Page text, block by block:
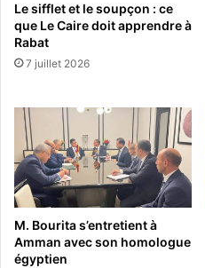
Le sifflet et le soupçon : ce
que Le Caire doit apprendre à
Rabat
7 juillet 2026
M. Bourita s’entretient à
Amman avec son homologue
égyptien